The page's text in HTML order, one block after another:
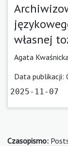
własnej
Agata
Data publikacji:
2025-11-07
Czasopismo: